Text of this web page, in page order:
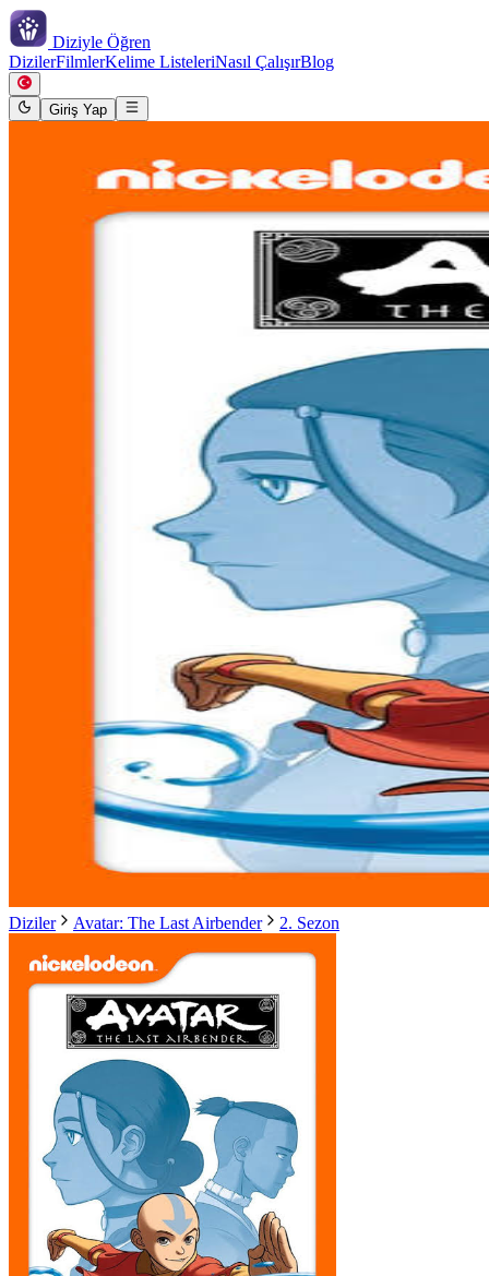
Diziyle Öğren
DizilerFilmlerKelime ListeleriNasıl ÇalışırBlog
Giriş Yap
Diziler Avatar: The Last Airbender 2. Sezon